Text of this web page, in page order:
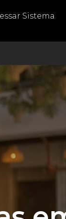
Sistema